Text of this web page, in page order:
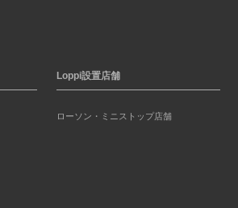
Loppi設置店舗
ローソン・ミニストップ店舗